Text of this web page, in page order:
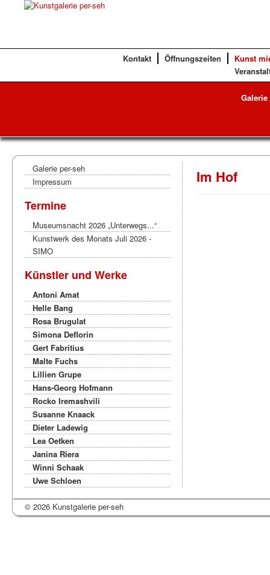
Kontakt Öffnungszeiten
Kunst
Galerie per-seh
Impressum
Termine
Museumsnacht 2026 „Unterwegs...“
Kunstwerk des Monats Juli 2026 -
SIMO
Künstler und Werke
Antoni Amat
Helle Bang
Rosa Brugulat
Simona Deflorin
Gert Fabritius
Malte Fuchs
Lillien Grupe
Hans-Georg Hofmann
Rocko Iremashvili
Susanne Knaack
Dieter Ladewig
Lea Oetken
Janina Riera
Winni Schaak
Uwe Schloen
Im Hof
© 2026 Kunstgalerie per-seh